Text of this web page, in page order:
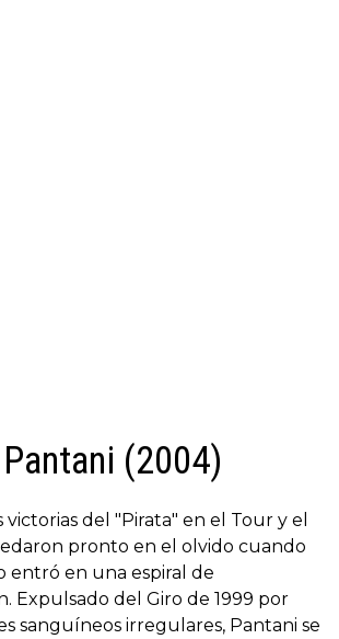
(2004)
victorias del "Pirata" en el Tour y el
pronto en el olvido cuando
entró en una espiral de
Expulsado del Giro de 1999 por
sanguíneos irregulares, Pantani se